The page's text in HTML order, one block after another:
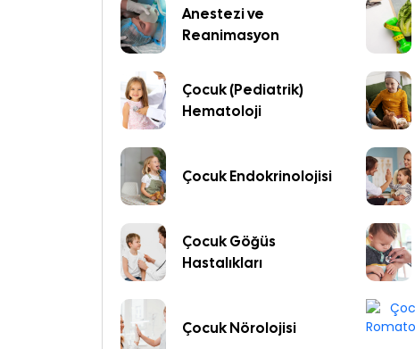
Anestezi ve
Reanimasyon
Çocuk (Pediatrik)
Hematoloji
Çocuk Endokrinolojisi
Çocuk Göğüs
Hastalıkları
Çocuk Nörolojisi